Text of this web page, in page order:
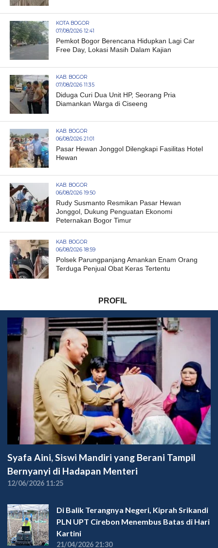
KOTA BOGOR
07/08/2026 12:41
Pemkot Bogor Berencana Hidupkan Lagi Car
Free Day, Lokasi Masih Dalam Kajian
KAB. BOGOR
07/08/2026 11:35
Diduga Curi Dua Unit HP, Seorang Pria
Diamankan Warga di Ciseeng
KAB. BOGOR
06/08/2026 21:01
Pasar Hewan Jonggol Dilengkapi Fasilitas Hotel
Hewan
KAB. BOGOR
06/08/2026 19:50
Rudy Susmanto Resmikan Pasar Hewan
Jonggol, Dukung Penguatan Ekonomi
Peternakan Bogor Timur
KAB. BOGOR
06/08/2026 18:59
Polsek Parungpanjang Amankan Enam Orang
Terduga Penjual Obat Keras Tertentu
PROFIL
Syafa Aini, Siswi Mandiri yang Berani Tampil
Bernyanyi di Hadapan Menteri
12/06/2026 11:25
Di Balik Terangnya Negeri, Kiprah Srikandi
PLN UPT Cirebon Menembus Batas di Hari
Kartini
21/04/2026 21:30